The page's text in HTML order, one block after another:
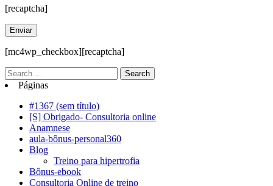
[recaptcha]
[mc4wp_checkbox][recaptcha]
Páginas
#1367 (sem título)
[S] Obrigado- Consultoria online
Anamnese
aula-bônus-personal360
Blog
Treino para hipertrofia
Bônus-ebook
Consultoria Online de treino